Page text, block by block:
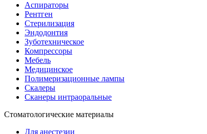
Аспираторы
Рентген
Стерилизация
Эндодонтия
Зуботехническое
Компрессоры
Мебель
Медицинское
Полимеризационные лампы
Скалеры
Сканеры интраоральные
Стоматологические материалы
Для анестезии